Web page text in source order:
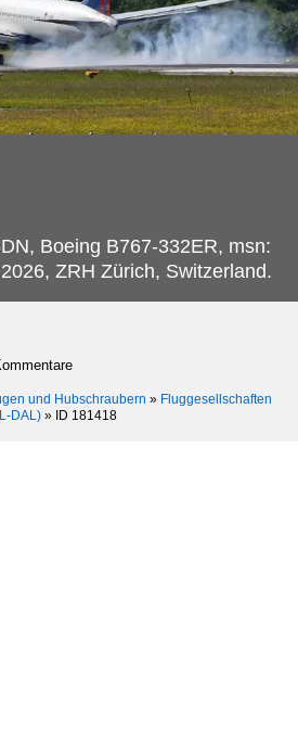
Boeing B767-332ER, msn:
ZRH Zürich, Switzerland.
und Hubschraubern » Fluggesellschaften
DAL) » ID 181418